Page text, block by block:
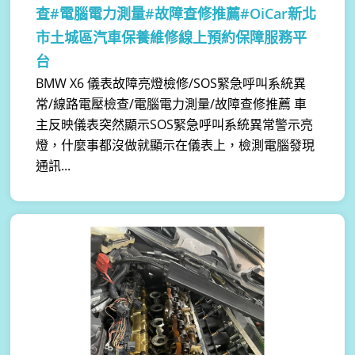
查#電腦電力測量#故障查修推薦#OiCar新北
市土城區汽車保養維修線上預約保障服務平
台
BMW X6 儀表故障亮燈檢修/SOS緊急呼叫系統異
常/線路電壓檢查/電腦電力測量/故障查修推薦 車
主反映儀表突然顯示SOS緊急呼叫系統異常警示亮
燈，什麼事都沒做就顯示在儀表上，檢測電腦發現
通訊...